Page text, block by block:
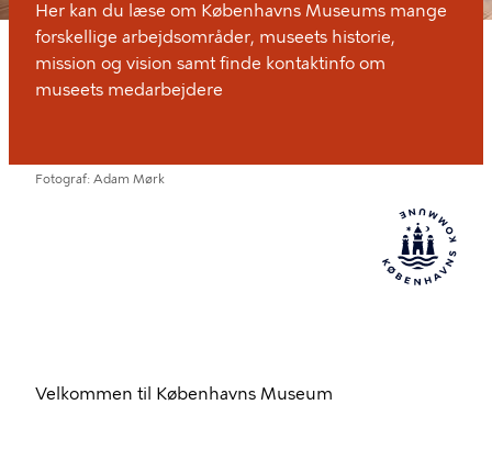
Her kan du læse om Københavns Museums mange
forskellige arbejdsområder, museets historie,
mission og vision samt finde kontaktinfo om
museets medarbejdere
Fotograf Adam Mørk
Velkommen til Københavns Museum